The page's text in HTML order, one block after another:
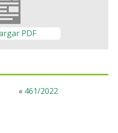
PDF
« 461/2022